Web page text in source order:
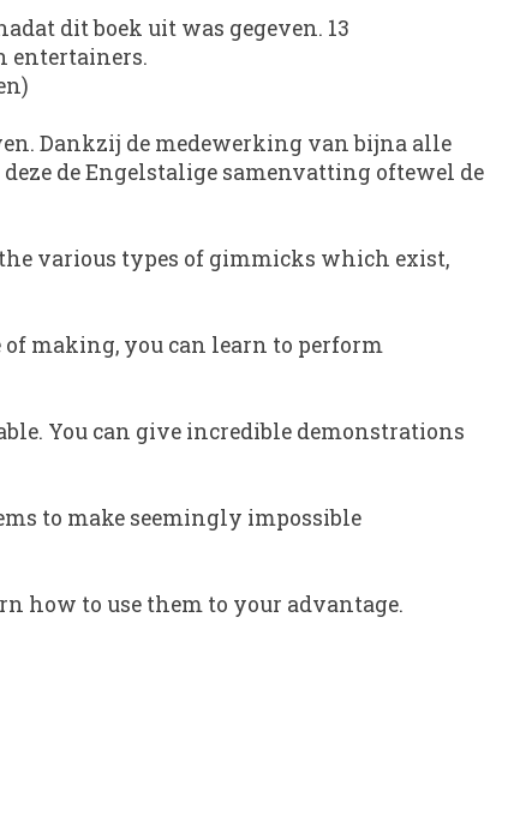
dit boek uit was gegeven. 13
entertainers.
Dankzij de medewerking van bijna alle
de Engelstalige samenvatting oftewel de
various types of gimmicks which exist,
of making, you can learn to perform
You can give incredible demonstrations
to make seemingly impossible
how to use them to your advantage.